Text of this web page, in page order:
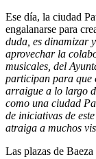
Ese día, la ciudad
engalanarse para
duda, es dinamizar
aprovechar la
musicales, del
participan para que
arraigue a lo largo
como una ciudad
de iniciativas de
atraiga a muchos
Las plazas de